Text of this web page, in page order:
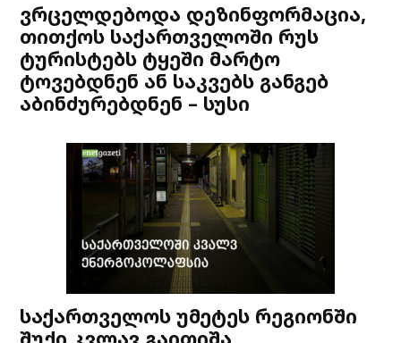
ვრცელდებოდა დეზინფორმაცია,
თითქოს საქართველოში რუს
ტურისტებს ტყეში მარტო
ტოვებდნენ ან საკვებს განგებ
აბინძურებდნენ – სუსი
საქართველოს უმეტეს რეგიონში